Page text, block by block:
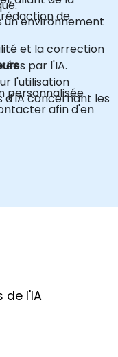
de
et la correction
par l'IA.
l'utilisation
d'IA concernant les
environnement
personnalisée
afin d'en
de l'IA